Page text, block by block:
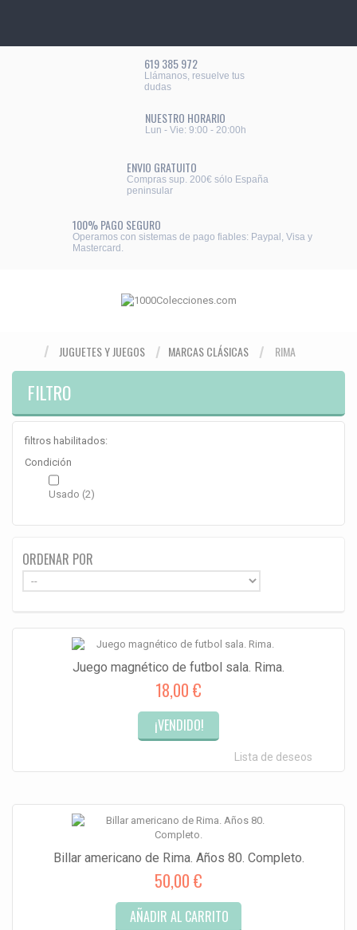
619 385 972
Llámanos, resuelve tus
dudas
NUESTRO HORARIO
Lun - Vie: 9:00 - 20:00h
ENVIO GRATUITO
Compras sup. 200€ sólo España
peninsular
100% PAGO SEGURO
Operamos con sistemas de pago fiables: Paypal, Visa y
Mastercard.
JUGUETES Y JUEGOS MARCAS CLÁSICAS RIMA
FILTRO
filtros habilitados:
Condición
Usado (2)
ORDENAR POR
Juego magnético de futbol sala. Rima.
18,00 €
¡VENDIDO!
Lista de deseos
Billar americano de Rima. Años 80. Completo.
50,00 €
AÑADIR AL CARRITO